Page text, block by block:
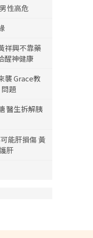
性高危
祥興不靠藥
醒神健康
襲 Grace教
題
醫生拆解胰
能肝損傷 黃
肝